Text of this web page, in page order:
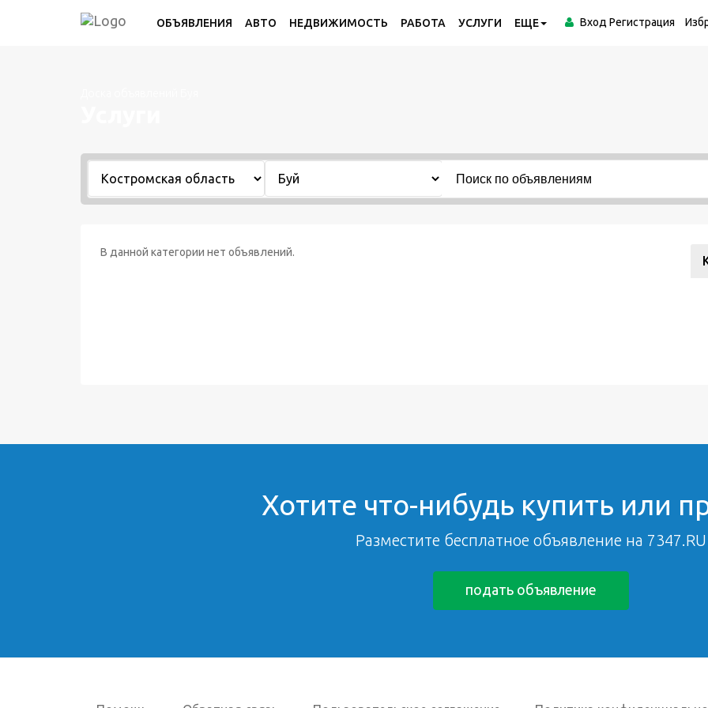
ОБЪЯВЛЕНИЯ АВТО НЕДВИЖИМОСТЬ РАБОТА УСЛУГИ ЕЩЕ Вход Регистрация
В данной категории нет объявлений.
Хотите что-нибудь купить или
Разместите бесплатное объявление на 7347.RU
подать объявление